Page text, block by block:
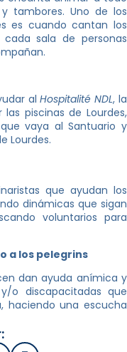
tambores. Uno de los
es cuando cantan los
sala de personas
alHospitalité NDL, la
piscinas de Lourdes,
vaya al Santuario y
Lourdes.
que ayudan los
dinámicas que sigan
voluntarios para
a los pelegrins
dan ayuda anímica y
o discapacitadas que
haciendo una escucha